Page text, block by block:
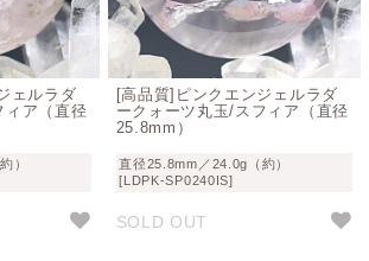
ェルラダ
ィア（直径
）
[高品質]ピンクエンジェルラダ
ークォーツ丸玉/スフィア（直径
25.8mm）
直径25.8mm／24.0g（約）
[LDPK-SP0240IS]
SOLD OUT